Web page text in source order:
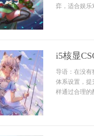
弈，适合娱乐
i5核显
导语：在没有
体系设置，提
样通过合理的